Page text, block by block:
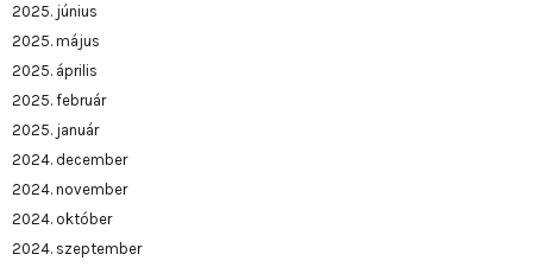
2025. június
2025. május
2025. április
2025. február
2025. január
2024. december
2024. november
2024. október
2024. szeptember